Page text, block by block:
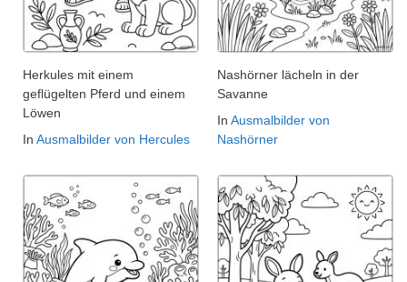
Herkules mit einem
geflügelten Pferd und einem
Löwen
In Ausmalbilder von Hercules
Nashörner lächeln in der
Savanne
In Ausmalbilder von
Nashörner